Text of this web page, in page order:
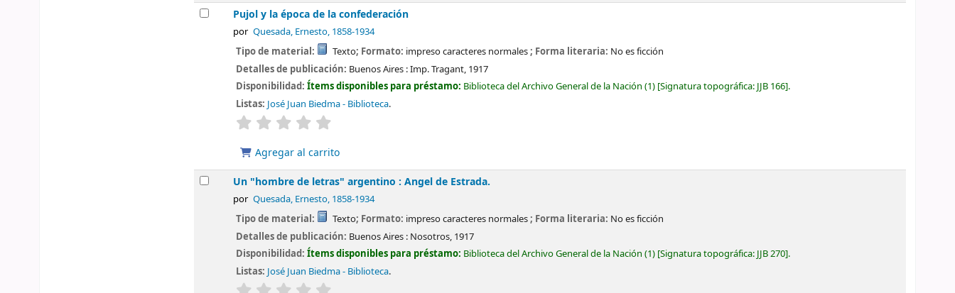
Pujol y la época de la confederación
por Quesada, Ernesto, 1858-1934
Tipo de material: Texto; Formato: impreso caracteres normales; Forma literaria: No es ficción
Detalles de publicación: Buenos Aires :Imp. Tragant, 1917
Disponibilidad:Ítems disponibles para préstamo: Biblioteca del Archivo General de la Nación (1) Signatura topográfica: JJB 166 .
Listas: José Juan Biedma - Biblioteca.
valoración
Agregar al carrito
Un "hombre de letras" argentino : Angel de Estrada.
por Quesada, Ernesto, 1858-1934
Tipo de material: Texto; Formato: impreso caracteres normales; Forma literaria: No es ficción
Detalles de publicación: Buenos Aires : Nosotros, 1917
Disponibilidad:Ítems disponibles para préstamo: Biblioteca del Archivo General de la Nación (1) Signatura topográfica: JJB 270 .
Listas: José Juan Biedma - Biblioteca.
valoración